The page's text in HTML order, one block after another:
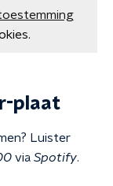
plaat
Luister
via Spotify.